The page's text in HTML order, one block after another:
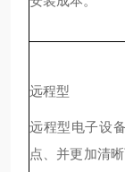
远程型
远程型电子设
点、并更加清